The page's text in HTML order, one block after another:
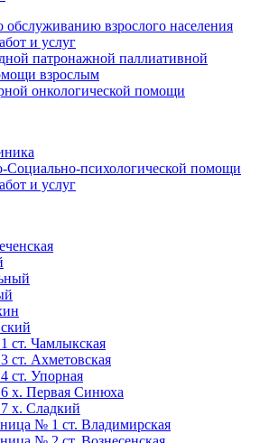
взрослого населения
и услуг
патронажной паллиативной
взрослым
онкологической помощи
Социально-психологической помощи
и услуг
ст. Чамлыкская
ст. Ахметовская
ст. Упорная
х. Первая Синюха
х. Сладкий
№ 1 ст. Владимирская